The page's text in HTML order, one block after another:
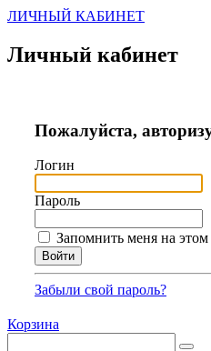
ЛИЧНЫЙ КАБИНЕТ
Личный кабинет
Пожалуйста,
Логин
Пароль
Запомнить меня на
Забыли свой пароль?
Корзина